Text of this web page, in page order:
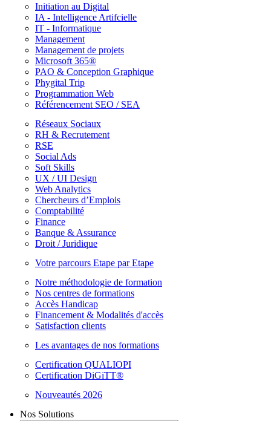
Initiation au Digital
IA - Intelligence Artifcielle
IT - Informatique
Management
Management de projets
Microsoft 365®
PAO & Conception Graphique
Phygital Trip
Programmation Web
Référencement SEO / SEA
Réseaux Sociaux
RH & Recrutement
RSE
Social Ads
Soft Skills
UX / UI Design
Web Analytics
Chercheurs d’Emplois
Comptabilité
Finance
Banque & Assurance
Droit / Juridique
Votre parcours Etape par Etape
Notre méthodologie de formation
Nos centres de formations
Accès Handicap
Financement & Modalités d'accès
Satisfaction clients
Les avantages de nos formations
Certification QUALIOPI
Certification DiGiTT®
Nouveautés 2026
Nos Solutions